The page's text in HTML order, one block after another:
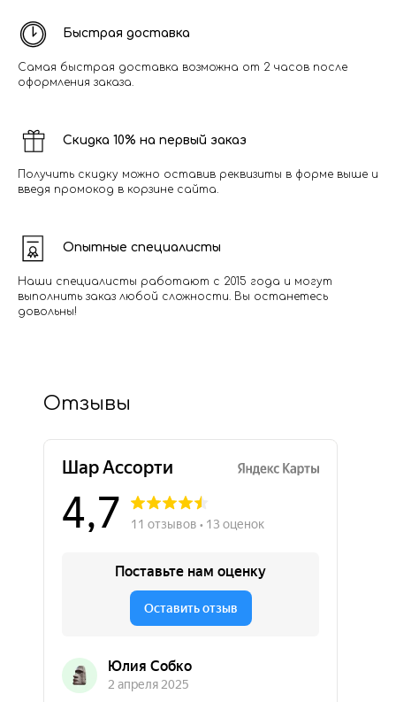
Быстрая доставка
Самая быстрая доставка возможна от 2 часов после
оформления заказа.
Скидка 10% на первый заказ
Получить скидку можно оставив реквизиты в форме выше и
введя промокод в корзине сайта.
Опытные специалисты
Наши специалисты работают с 2015 года и могут
выполнить заказ любой сложности. Вы останетесь
довольны!
Отзывы